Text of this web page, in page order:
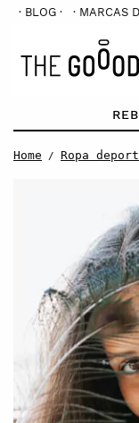
· BLOG · · MARCAS
Home / Ropa